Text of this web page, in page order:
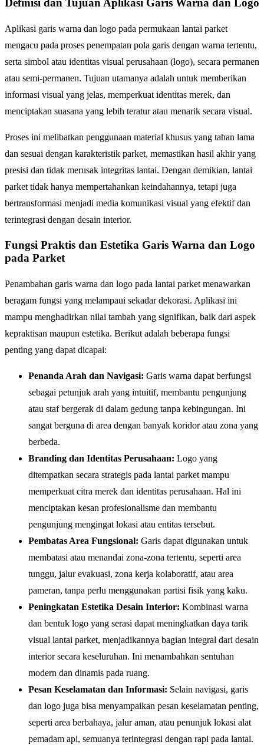
Definisi dan Tujuan Aplikasi Garis Warna dan Logo
Aplikasi garis warna dan logo pada permukaan lantai parket
mengacu pada proses penempatan pola garis dengan warna tertentu,
serta simbol atau identitas visual perusahaan (logo), secara permanen
atau semi-permanen. Tujuan utamanya adalah untuk memberikan
informasi visual yang jelas, memperkuat identitas merek, dan
menciptakan suasana yang lebih teratur atau menarik secara visual.
Proses ini melibatkan penggunaan material khusus yang tahan lama
dan sesuai dengan karakteristik parket, memastikan hasil akhir yang
presisi dan tidak merusak integritas lantai. Dengan demikian, lantai
parket tidak hanya mempertahankan keindahannya, tetapi juga
bertransformasi menjadi media komunikasi visual yang efektif dan
terintegrasi dengan desain interior.
Fungsi Praktis dan Estetika Garis Warna dan Logo
pada Parket
Penambahan garis warna dan logo pada lantai parket menawarkan
beragam fungsi yang melampaui sekadar dekorasi. Aplikasi ini
mampu menghadirkan nilai tambah yang signifikan, baik dari aspek
kepraktisan maupun estetika. Berikut adalah beberapa fungsi
penting yang dapat dicapai:
Penanda Arah dan Navigasi: Garis warna dapat berfungsi
sebagai petunjuk arah yang intuitif, membantu pengunjung
atau staf bergerak di dalam gedung tanpa kebingungan. Ini
sangat berguna di area dengan banyak koridor atau zona yang
berbeda.
Branding dan Identitas Perusahaan: Logo yang
ditempatkan secara strategis pada lantai parket mampu
memperkuat citra merek dan identitas perusahaan. Hal ini
menciptakan kesan profesionalisme dan membantu
pengunjung mengingat lokasi atau entitas tersebut.
Pembatas Area Fungsional: Garis dapat digunakan untuk
membatasi atau menandai zona-zona tertentu, seperti area
tunggu, jalur evakuasi, zona kerja kolaboratif, atau area
pameran, tanpa perlu menggunakan partisi fisik yang kaku.
Peningkatan Estetika Desain Interior: Kombinasi warna
dan bentuk logo yang serasi dapat meningkatkan daya tarik
visual lantai parket, menjadikannya bagian integral dari desain
interior secara keseluruhan. Ini menambahkan sentuhan
modern dan dinamis pada ruang.
Pesan Keselamatan dan Informasi: Selain navigasi, garis
dan logo juga bisa menyampaikan pesan keselamatan penting,
seperti area berbahaya, jalur aman, atau penunjuk lokasi alat
pemadam api, semuanya terintegrasi dengan rapi pada lantai.